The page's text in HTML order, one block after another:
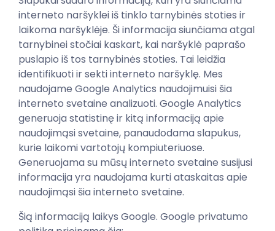
interneto naršyklei iš tinklo tarnybinės stoties ir
laikoma naršyklėje. Ši informacija siunčiama atgal
tarnybinei stočiai kaskart, kai naršyklė paprašo
puslapio iš tos tarnybinės stoties. Tai leidžia
identifikuoti ir sekti interneto naršyklę. Mes
naudojame Google Analytics naudojimuisi šia
interneto svetaine analizuoti. Google Analytics
generuoja statistinę ir kitą informaciją apie
naudojimąsi svetaine, panaudodama slapukus,
kurie laikomi vartotojų kompiuteriuose.
Generuojama su mūsų interneto svetaine susijusi
informacija yra naudojama kurti ataskaitas apie
naudojimąsi šia interneto svetaine.
Šią informaciją laikys Google. Google privatumo